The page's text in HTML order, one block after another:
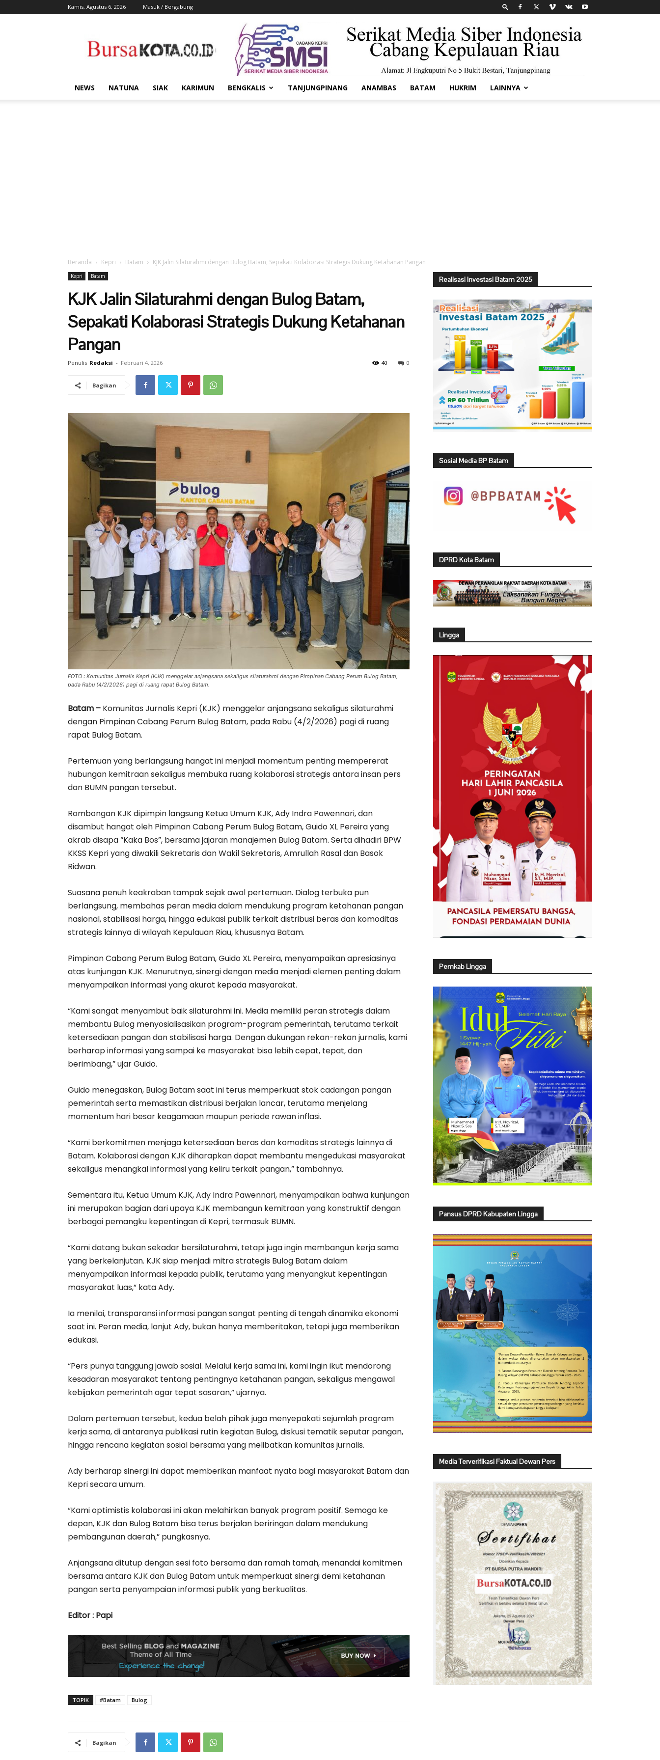
Kamis, Agustus 6, 2026 Masuk / Bergabung
Kota
NEWS NATUNA SIAK KARIMUN BENGKALIS TANJUNGPINANG ANAMBAS BATAM HUKRIM LAINNYA
Beranda Kepri Batam KJK Jalin Silaturahmi dengan Bulog Batam, Sepakati Kolaborasi Strategis Dukung Ketahanan Pangan
Kepri Batam
KJK Jalin Silaturahmi dengan Bulog Batam,
Sepakati Kolaborasi Strategis Dukung Ketahanan
Pangan
Penulis Redaksi - Februari 4, 2026 0
40
Bagikan
FOTO : Komunitas Jurnalis Kepri (KJK) menggelar anjangsana sekaligus silaturahmi dengan Pimpinan Cabang Perum Bulog Batam,
pada Rabu (4/2/2026) pagi di ruang rapat Bulog Batam.
Batam – Komunitas Jurnalis Kepri (KJK) menggelar anjangsana sekaligus silaturahmi
dengan Pimpinan Cabang Perum Bulog Batam, pada Rabu (4/2/2026) pagi di ruang
rapat Bulog Batam.
Pertemuan yang berlangsung hangat ini menjadi momentum penting mempererat
hubungan kemitraan sekaligus membuka ruang kolaborasi strategis antara insan pers
dan BUMN pangan tersebut.
Rombongan KJK dipimpin langsung Ketua Umum KJK, Ady Indra Pawennari, dan
disambut hangat oleh Pimpinan Cabang Perum Bulog Batam, Guido XL Pereira yang
akrab disapa “Kaka Bos”, bersama jajaran manajemen Bulog Batam. Serta dihadiri BPW
KKSS Kepri yang diwakili Sekretaris dan Wakil Sekretaris, Amrullah Rasal dan Basok
Ridwan.
Suasana penuh keakraban tampak sejak awal pertemuan. Dialog terbuka pun
berlangsung, membahas peran media dalam mendukung program ketahanan pangan
nasional, stabilisasi harga, hingga edukasi publik terkait distribusi beras dan komoditas
strategis lainnya di wilayah Kepulauan Riau, khususnya Batam.
Pimpinan Cabang Perum Bulog Batam, Guido XL Pereira, menyampaikan apresiasinya
atas kunjungan KJK. Menurutnya, sinergi dengan media menjadi elemen penting dalam
menyampaikan informasi yang akurat kepada masyarakat.
“Kami sangat menyambut baik silaturahmi ini. Media memiliki peran strategis dalam
membantu Bulog menyosialisasikan program-program pemerintah, terutama terkait
ketersediaan pangan dan stabilisasi harga. Dengan dukungan rekan-rekan jurnalis, kami
berharap informasi yang sampai ke masyarakat bisa lebih cepat, tepat, dan
berimbang,” ujar Guido.
Guido menegaskan, Bulog Batam saat ini terus memperkuat stok cadangan pangan
pemerintah serta memastikan distribusi berjalan lancar, terutama menjelang
momentum hari besar keagamaan maupun periode rawan inflasi.
“Kami berkomitmen menjaga ketersediaan beras dan komoditas strategis lainnya di
Batam. Kolaborasi dengan KJK diharapkan dapat membantu mengedukasi masyarakat
sekaligus menangkal informasi yang keliru terkait pangan,” tambahnya.
Sementara itu, Ketua Umum KJK, Ady Indra Pawennari, menyampaikan bahwa kunjungan
ini merupakan bagian dari upaya KJK membangun kemitraan yang konstruktif dengan
berbagai pemangku kepentingan di Kepri, termasuk BUMN.
“Kami datang bukan sekadar bersilaturahmi, tetapi juga ingin membangun kerja sama
yang berkelanjutan. KJK siap menjadi mitra strategis Bulog Batam dalam
menyampaikan informasi kepada publik, terutama yang menyangkut kepentingan
masyarakat luas,” kata Ady.
Ia menilai, transparansi informasi pangan sangat penting di tengah dinamika ekonomi
saat ini. Peran media, lanjut Ady, bukan hanya memberitakan, tetapi juga memberikan
edukasi.
“Pers punya tanggung jawab sosial. Melalui kerja sama ini, kami ingin ikut mendorong
kesadaran masyarakat tentang pentingnya ketahanan pangan, sekaligus mengawal
kebijakan pemerintah agar tepat sasaran,” ujarnya.
Dalam pertemuan tersebut, kedua belah pihak juga menyepakati sejumlah program
kerja sama, di antaranya publikasi rutin kegiatan Bulog, diskusi tematik seputar pangan,
hingga rencana kegiatan sosial bersama yang melibatkan komunitas jurnalis.
Ady berharap sinergi ini dapat memberikan manfaat nyata bagi masyarakat Batam dan
Kepri secara umum.
“Kami optimistis kolaborasi ini akan melahirkan banyak program positif. Semoga ke
depan, KJK dan Bulog Batam bisa terus berjalan beriringan dalam mendukung
pembangunan daerah,” pungkasnya.
Anjangsana ditutup dengan sesi foto bersama dan ramah tamah, menandai komitmen
bersama antara KJK dan Bulog Batam untuk memperkuat sinergi demi ketahanan
pangan serta penyampaian informasi publik yang berkualitas.
Editor : Papi
TOPIK #Batam Bulog
Bagikan
Realisasi Investasi Batam 2025
Sosial Media BP Batam
DPRD Kota Batam
Lingga
Pemkab Lingga
Pansus DPRD Kabupaten Lingga
Media Terverifikasi Faktual Dewan Pers